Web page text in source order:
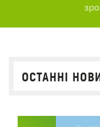
ОСТАННІ